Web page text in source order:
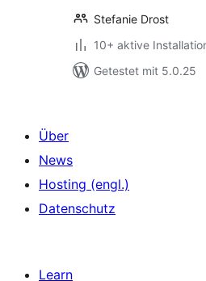
Stefanie Drost
10+ aktive
Getestet mit 5.0.25
Über
News
Hosting (engl.)
Datenschutz
Learn